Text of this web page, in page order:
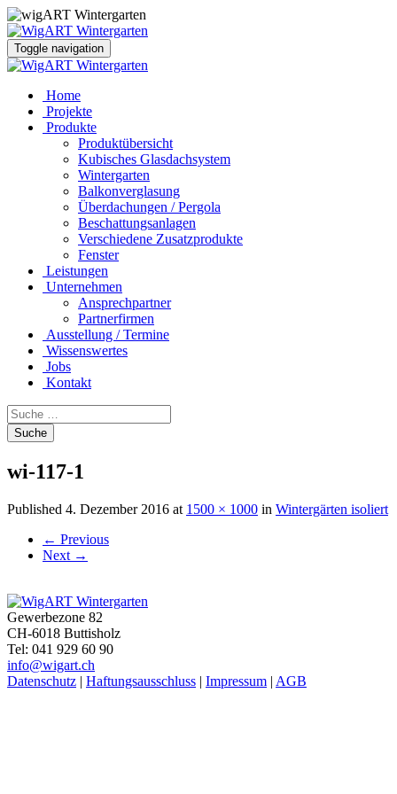
Toggle navigation
Home
Projekte
Produkte
Produktübersicht
Kubisches Glasdachsystem
Wintergarten
Balkonverglasung
Überdachungen / Pergola
Beschattungsanlagen
Verschiedene Zusatzprodukte
Fenster
Leistungen
Unternehmen
Ansprechpartner
Partnerfirmen
Ausstellung / Termine
Wissenswertes
Jobs
Kontakt
Suche
nach:
wi-117-1
Published 4. Dezember 2016 at 1500 × 1000 in Wintergärten isoliert
← Previous
Next →
Gewerbezone 82
CH-6018 Buttisholz
Tel: 041 929 60 90
info@wigart.ch
Datenschutz | Haftungsausschluss | Impressum | AGB